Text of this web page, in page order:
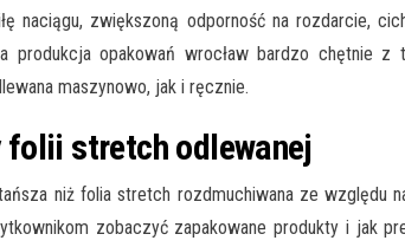
naciągu, zwiększoną odporność na rozdarcie,
produkcja opakowań wrocław bardzo chętnie
maszynowo, jak i ręcznie.
folii stretch odlewanej
niż folia stretch rozdmuchiwana ze
zobaczyć zapakowane produkty i jak